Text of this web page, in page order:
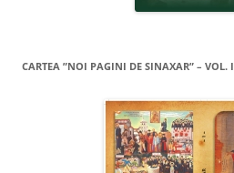
CARTEA ”NOI PAGINI DE SINAXAR” – VOL. I